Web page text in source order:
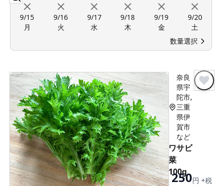
9/15
月
9/16
火
9/17
水
9/18
木
9/19
金
9/20
土
数量選択
奈良
県宇
陀市,
三重
県伊
賀市
など
ワサビ
菜
100g
250円 +税